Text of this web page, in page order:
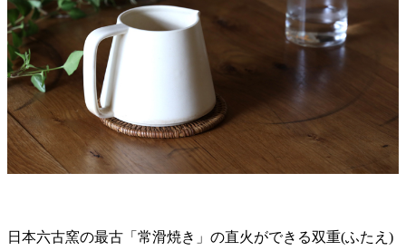
日本六古窯の最古「常滑焼き」の直火ができる双重(ふたえ)